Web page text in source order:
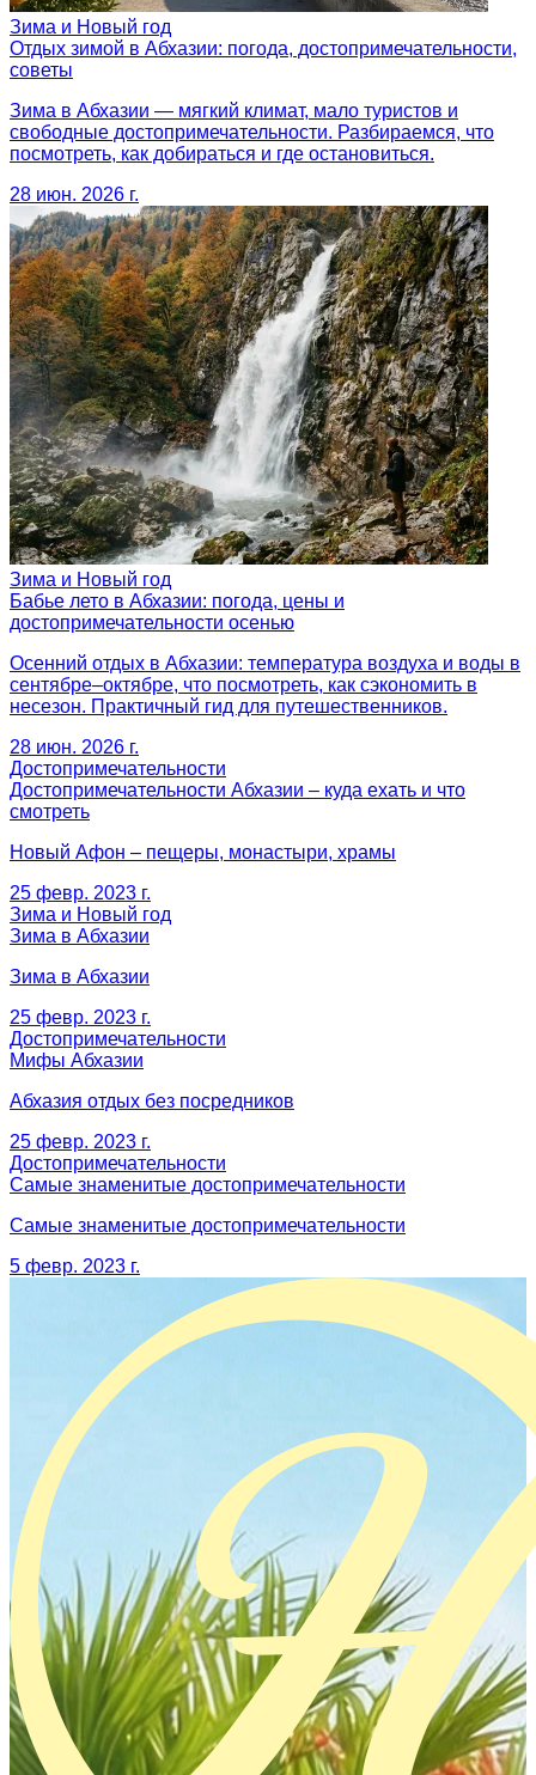
Зима и Новый год
Отдых зимой в Абхазии: погода, достопримечательности,
советы
Зима в Абхазии — мягкий климат, мало туристов и
свободные достопримечательности. Разбираемся, что
посмотреть, как добираться и где остановиться.
28 июн. 2026 г.
Зима и Новый год
Бабье лето в Абхазии: погода, цены и
достопримечательности осенью
Осенний отдых в Абхазии: температура воздуха и воды в
сентябре–октябре, что посмотреть, как сэкономить в
несезон. Практичный гид для путешественников.
28 июн. 2026 г.
Достопримечательности
Достопримечательности Абхазии – куда ехать и что
смотреть
Новый Афон – пещеры, монастыри, храмы
25 февр. 2023 г.
Зима и Новый год
Зима в Абхазии
Зима в Абхазии
25 февр. 2023 г.
Достопримечательности
Мифы Абхазии
Абхазия отдых без посредников
25 февр. 2023 г.
Достопримечательности
Самые знаменитые достопримечательности
Самые знаменитые достопримечательности
5 февр. 2023 г.